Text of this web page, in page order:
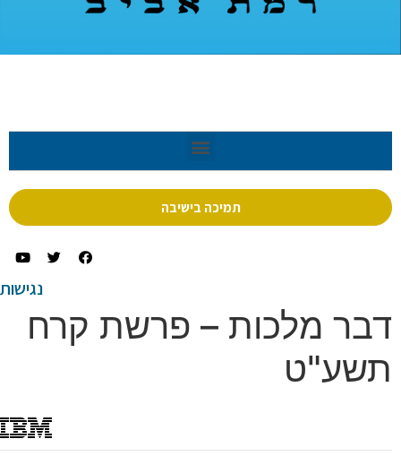
תמיכה בישיבה
נגישות
מלכות – פרשת קרח